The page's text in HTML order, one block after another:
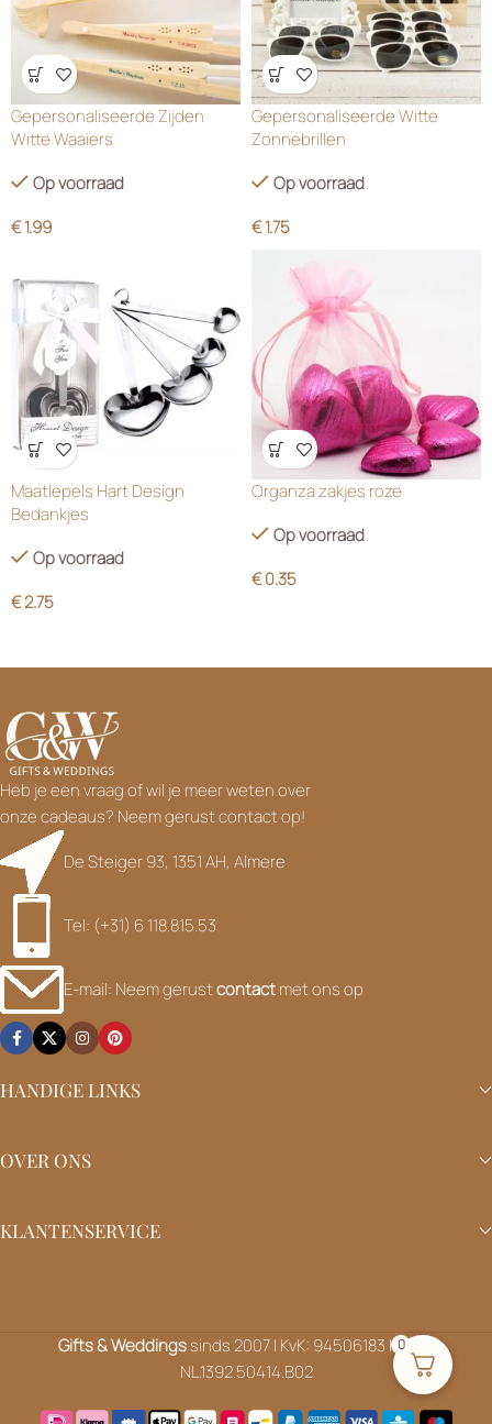
Wensenlijst
Gepersonaliseerde Zijden
Witte Waaiers
Op voorraad
€1.99
Wensenlijst
Gepersonaliseerde Witte
Zonnebrillen
Op voorraad
€1.75
Wensenlijst
Maatlepels Hart Design
Bedankjes
Op voorraad
€2.75
Wensenlijst
Organza zakjes roze
Op voorraad
€0.35
Heb je een vraag of wil je meer weten over
onze cadeaus? Neem gerust contact op!
De Steiger 93, 1351 AH, Almere
Tel: (+31) 6 118.815.53
E-mail: Neem gerustcontactmet ons op
HANDIGE LINKS
OVER ONS
KLANTENSERVICE
Gifts & Weddingssinds 2007 | KvK: 94506183 | BTW:
NL.1392.50414.B02
0